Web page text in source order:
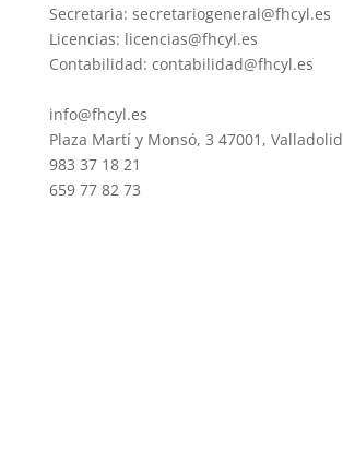
Secretaria: secretariogeneral@fhcyl.es
Licencias: licencias@fhcyl.es
Contabilidad: contabilidad@fhcyl.es
info@fhcyl.es
Plaza Martí y Monsó, 3 47001, Valladolid
983 37 18 21
659 77 82 73